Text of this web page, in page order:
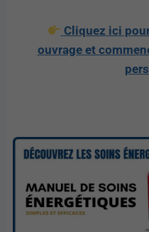
Cliquez ici
ouvrage et